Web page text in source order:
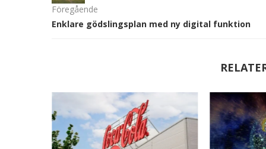
Föregående
Enklare gödslingsplan med ny digital funktion